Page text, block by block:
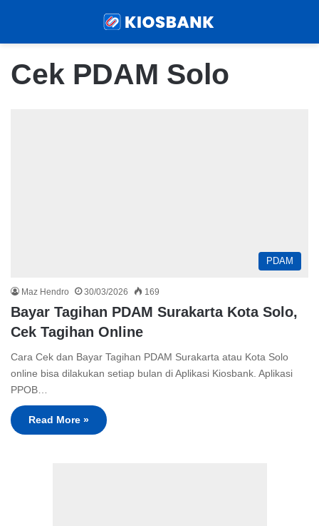
Cek PDAM Solo
PDAM
Maz Hendro 30/03/2026 169
Bayar Tagihan PDAM Surakarta Kota Solo,
Cek Tagihan Online
Cara Cek dan Bayar Tagihan PDAM Surakarta atau Kota Solo
online bisa dilakukan setiap bulan di Aplikasi Kiosbank. Aplikasi
PPOB…
Read More »